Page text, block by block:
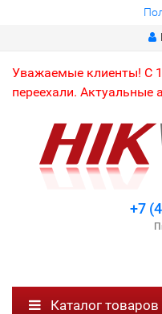
Уважаемые клиенты! С
переехали. Актуальные
+7
Каталог товаров